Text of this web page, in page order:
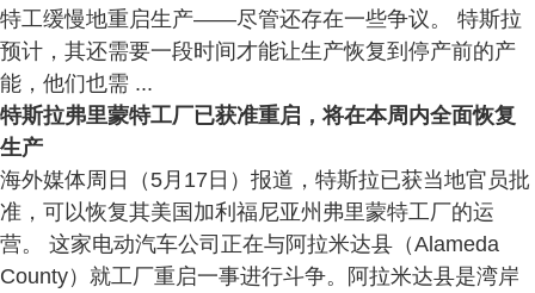
特工缓慢地重启生产——尽管还存在一些争议。 特斯拉
预计，其还需要一段时间才能让生产恢复到停产前的产
能，他们也需 ...
特斯拉弗里蒙特工厂已获准重启，将在本周内全面恢复
生产
海外媒体周日（5月17日）报道，特斯拉已获当地官员批
准，可以恢复其美国加利福尼亚州弗里蒙特工厂的运
营。 这家电动汽车公司正在与阿拉米达县（Alameda
County）就工厂重启一事进行斗争。阿拉米达县是湾岸